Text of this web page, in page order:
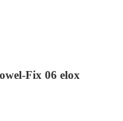
Fix 06 elox